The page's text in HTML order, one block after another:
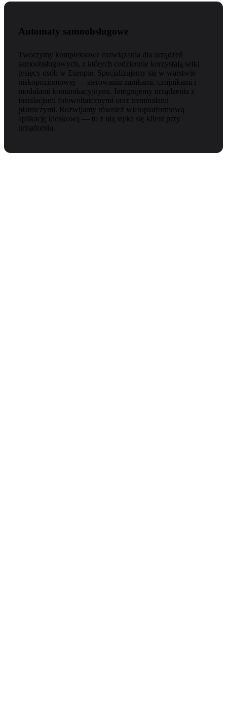
Automaty samoobsługowe
Tworzymy kompleksowe rozwiązania dla urządzeń
samoobsługowych, z których codziennie korzystają setki
tysięcy osób w Europie. Specjalizujemy się w warstwie
niskopoziomowej — sterowaniu zamkami, czujnikami i
modułami komunikacyjnymi. Integrujemy urządzenia z
instalacjami fotowoltaicznymi oraz terminalami
płatniczymi. Rozwijamy również wieloplatformową
aplikację kioskową — to z nią styka się klient przy
urządzeniu.